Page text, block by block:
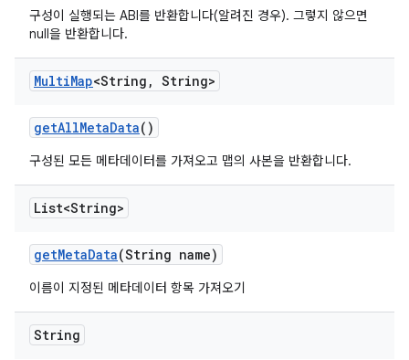
구성이 실행되는 ABI를 반환합니다(알려진 경우). 그렇지 않으면
null을 반환합니다.
MultiMap<String , String>
getAllMetaData()
구성된 모든 메타데이터를 가져오고 맵의 사본을 반환합니다.
List<String>
getMetaData(String name)
이름이 지정된 메타데이터 항목 가져오기
String